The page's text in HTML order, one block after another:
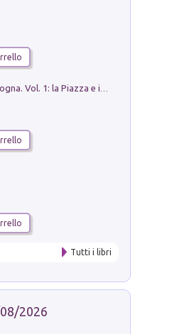
Tutti i libri
2026